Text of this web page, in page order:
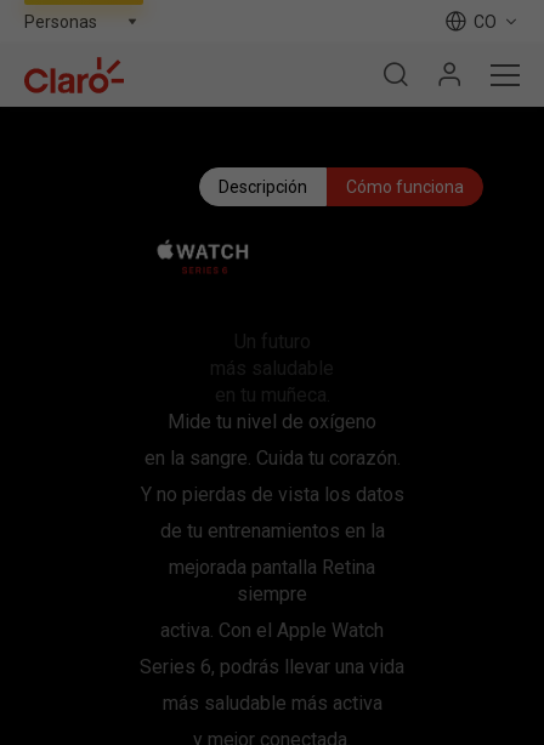
CO
Descripción Cómo funciona
Un futuro
más saludable
en tu muñeca.
Mide tu nivel de oxígeno
en la sangre. Cuida tu corazón.
Y no pierdas de vista los datos
de tu entrenamientos en la
mejorada pantalla Retina
siempre
activa. Con el Apple Watch
Series 6, podrás llevar una vida
más saludable más activa
y mejor conectada.